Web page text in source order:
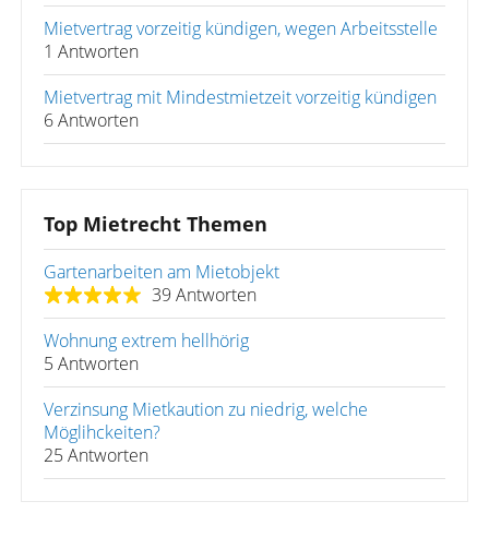
Mietvertrag vorzeitig kündigen, wegen Arbeitsstelle
1 Antworten
Mietvertrag mit Mindestmietzeit vorzeitig kündigen
6 Antworten
Top Mietrecht Themen
Gartenarbeiten am Mietobjekt
39 Antworten
Wohnung extrem hellhörig
5 Antworten
Verzinsung Mietkaution zu niedrig, welche
Möglihckeiten?
25 Antworten